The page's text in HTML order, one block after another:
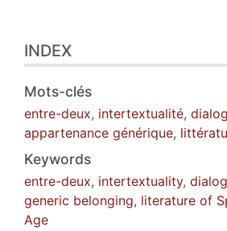
INDEX
Mots-clés
entre-deux, intertextualité,
appartenance générique,
Keywords
entre-deux, intertextuality,
generic belonging, literature of
Age